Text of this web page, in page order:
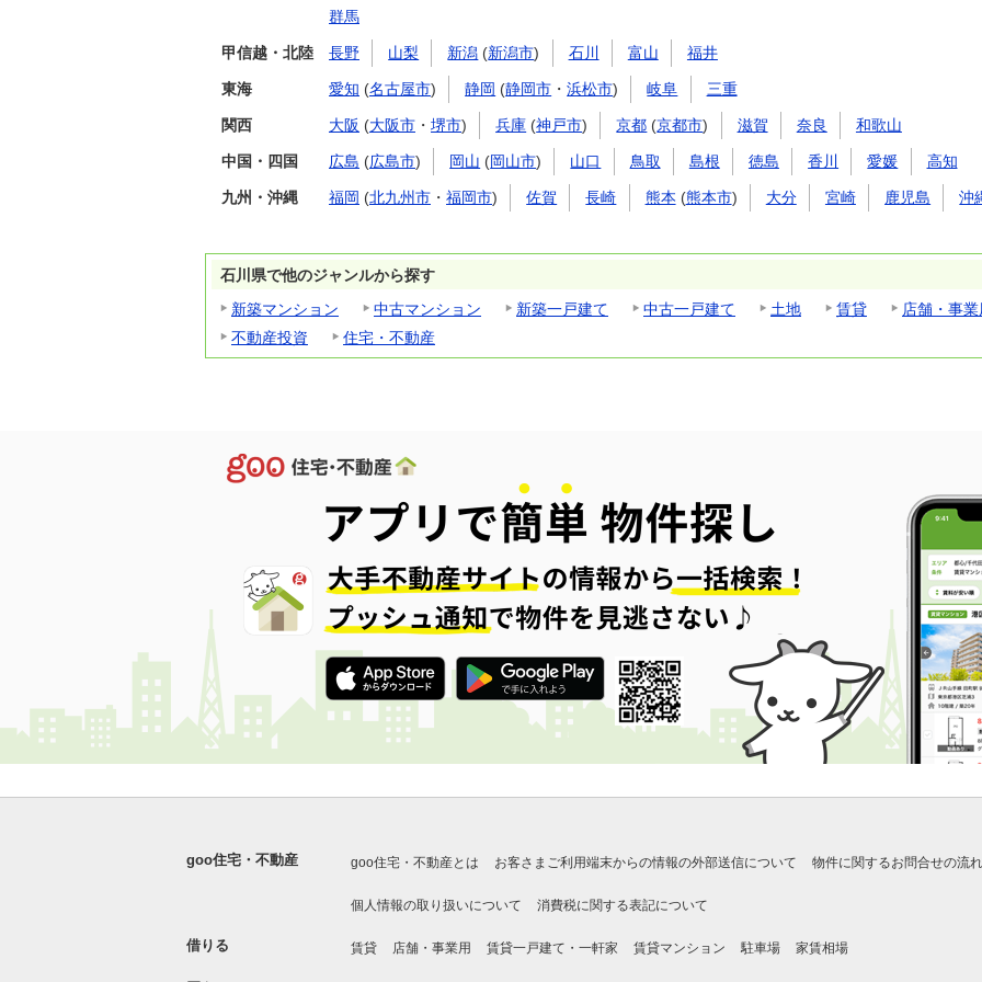
群馬
甲信越・北陸 長野 山梨 新潟 (新潟市) 石川 富山 福井
東海 愛知 (名古屋市) 静岡 (静岡市 ・浜松市) 岐阜 三重
関西 大阪 (大阪市 ・ 堺市) 兵庫 (神戸市) 京都 (京都市) 滋賀 奈良 和歌山
中国・四国 広島 (広島市) 岡山 (岡山市) 山口 鳥取 島根 徳島 香川 愛媛 高知
九州・沖縄 福岡 (北九州市 ・ 福岡市) 佐賀 長崎 熊本 (熊本市) 大分 宮崎 鹿児島 沖
石川県で他のジャンルから探す
新築マンション
中古マンション 新築一戸建て 中古一戸建て 土地 賃貸
店舗・事業
不動産投資
住宅・不動産
goo住宅・不動産 goo住宅・不動産とは お客さまご利用端末からの情報の外部送信について 物件に関するお問合せの流れ
個人情報の取り扱いについて 消費税に関する表記について
借りる 賃貸 店舗・事業用 賃貸一戸建て・一軒家 賃貸マンション 駐車場 家賃相場